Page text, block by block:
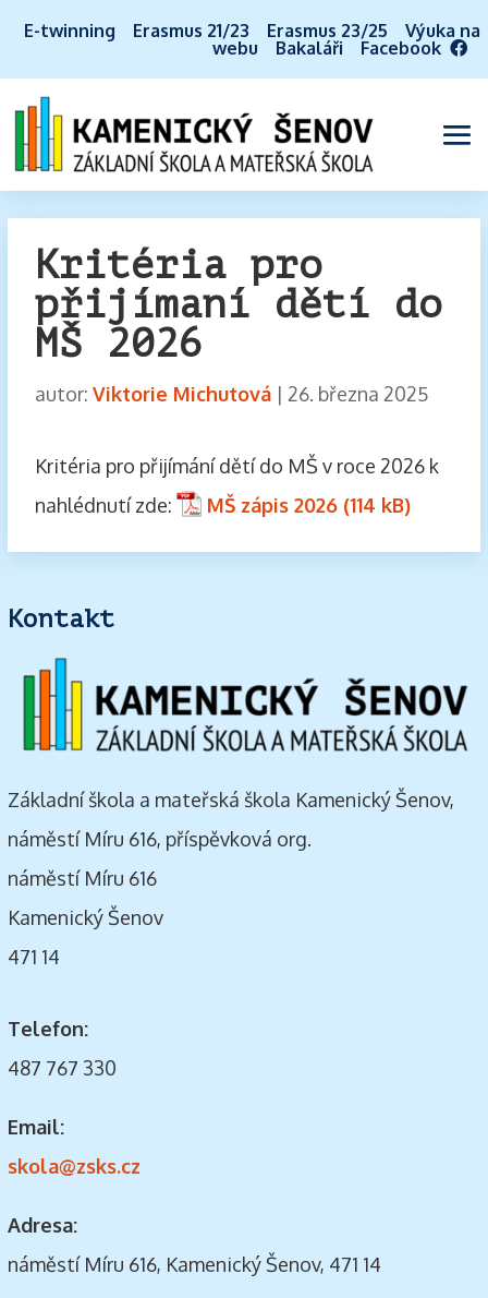
E-twinning Erasmus 21/23 Erasmus 23/25
Výuka na
webu
Bakaláři Facebook
Kritéria pro
přijímaní dětí do
MŠ 2026
autor: Viktorie Michutová| 26. března 2025
Kritéria pro přijímání dětí do MŠ v roce 2026 k
nahlédnutí zde:
MŠ zápis 2026
Kontakt
Základní škola a mateřská škola Kamenický Šenov,
náměstí Míru 616, příspěvková org.
náměstí Míru 616
Kamenický Šenov
471 14
Telefon:
487 767 330
Email:
skola@zsks.cz
Adresa:
náměstí Míru 616, Kamenický Šenov, 471 14